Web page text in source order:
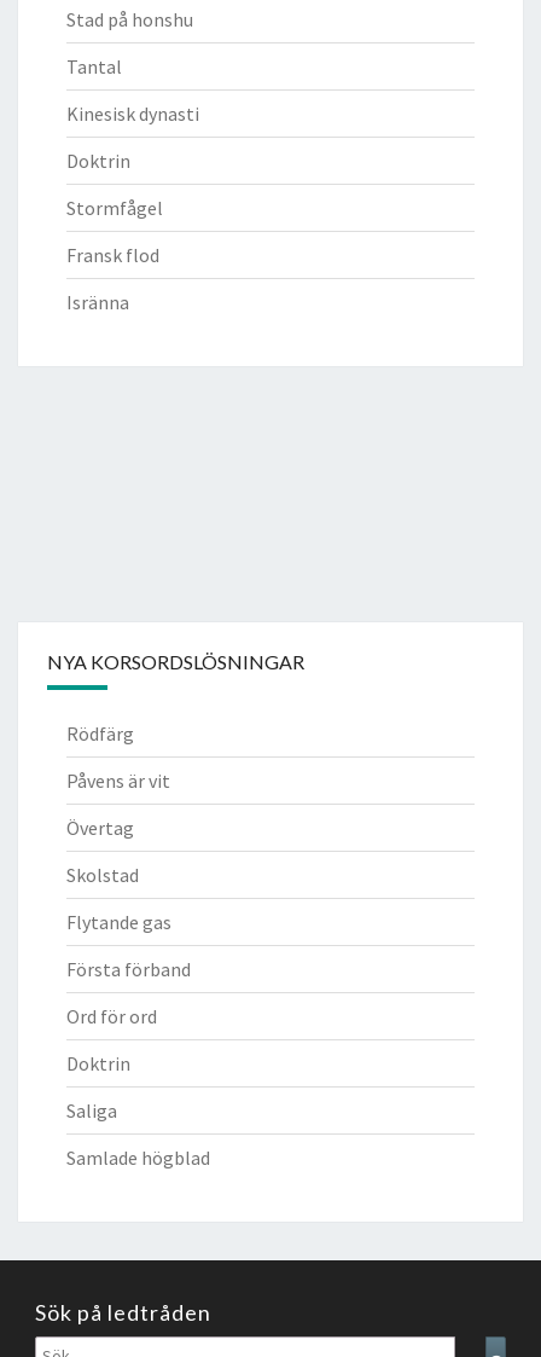
Stad på honshu
Tantal
Kinesisk dynasti
Doktrin
Stormfågel
Fransk flod
Isränna
NYA KORSORDSLÖSNINGAR
Rödfärg
Påvens är vit
Övertag
Skolstad
Flytande gas
Första förband
Ord för ord
Doktrin
Saliga
Samlade högblad
Sök på ledtråden
Sök